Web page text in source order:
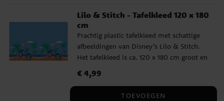
Lilo & Stitch - Tafelkleed 120 x 180
cm
Prachtig plastic tafelkleed met schattige
afbeeldingen van Disney’s Lilo & Stitch.
Het tafelkleed is ca. 120 x 180 cm groot en
Prijs :€ 4,99
€ 4,99
TOEVOEGEN